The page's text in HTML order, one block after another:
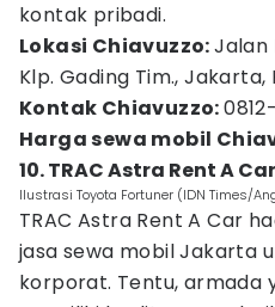
kontak pribadi.
Lokasi Chiavuzzo:Jalan
Klp. Gading Tim.,
Kontak Chiavuzzo:
Harga sewa mobil
10. TRAC Astra Rent A Car
Ilustrasi Toyota Fortuner (IDN Times/
TRAC Astra Rent A Car
jasa sewa mobil Jakarta
korporat. Tentu, armada